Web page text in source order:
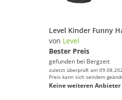
Level Kinder Funny
von Level
Bester Preis
gefunden bei Bergzeit
zuletzt überprüft am
Preis kann sich seitdem
Keine weiteren Anbieter